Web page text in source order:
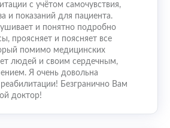
с учётом самочувствия,
и показаний для пациента.
и понятно подробно
проясняет и поясняет все
помимо медицинских
людей и своим сердечным,
Я очень довольна
реабилитации! Безгранично Вам
доктор!